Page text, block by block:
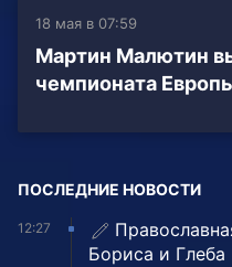
18 мая в 07:59
Мартин Малютин
чемпионата
ПОСЛЕДНИЕ НОВОСТИ
12:27
Бориса и Глеба